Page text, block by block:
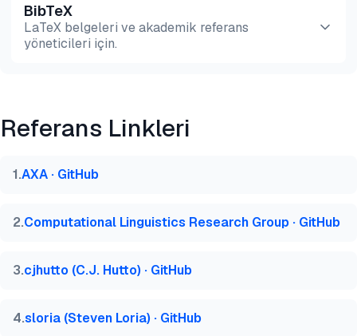
Önizleme HTML
BibTeX
LaTeX belgeleri ve akademik referans
yöneticileri için.
@misc{dilmegani2026,
title  = {{En İyi 7 Açık Kaynak Duygu Analizi
howpublished    = {\url{https://aimultiple.com/
note   = {AIMultiple. Erişim tarihi: 23 Haziran
Referans Linkleri
1.AXA · GitHub
2.Computational Linguistics Research Group · GitHub
3.cjhutto (C.J. Hutto) · GitHub
4.sloria (Steven Loria) · GitHub